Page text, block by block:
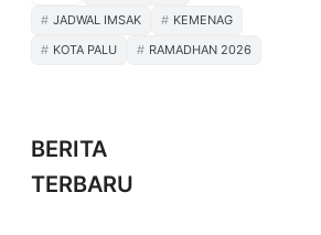
JADWAL IMSAK
KEMENAG
KOTA PALU
RAMADHAN 2026
BERITA
TERBARU